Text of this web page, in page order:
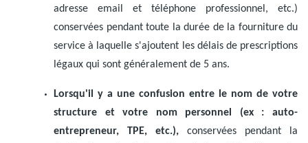
adresse email et téléphone professionnel, etc.)
conservées pendant toute la durée de la fourniture du
service à laquelle s'ajoutent les délais de prescriptions
légaux qui sont généralement de 5 ans.
Lorsqu'il y a une confusion entre le nom de votre
structure et votre nom personnel (ex : auto-
entrepreneur, TPE, etc.), conservées pendant la